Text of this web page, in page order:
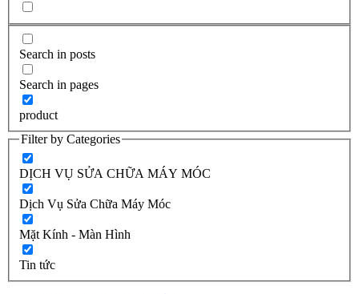
Search in posts
Search in pages
product
Filter by Categories
DỊCH VỤ SỬA CHỮA MÁY MÓC
Dịch Vụ Sửa Chữa Máy Móc
Mặt Kính - Màn Hình
Tin tức